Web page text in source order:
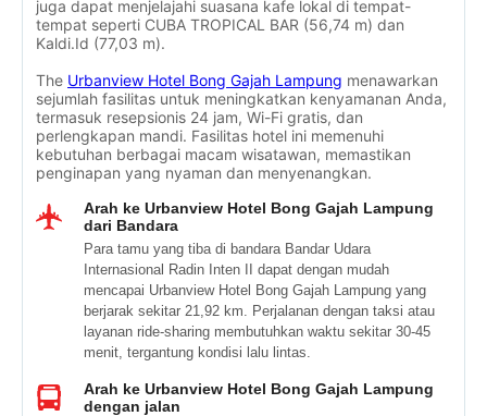
juga dapat menjelajahi suasana kafe lokal di tempat-
tempat seperti CUBA TROPICAL BAR (56,74 m) dan
Kaldi.Id (77,03 m).
The Urbanview Hotel Bong Gajah Lampung menawarkan
sejumlah fasilitas untuk meningkatkan kenyamanan Anda,
termasuk resepsionis 24 jam, Wi-Fi gratis, dan
perlengkapan mandi. Fasilitas hotel ini memenuhi
kebutuhan berbagai macam wisatawan, memastikan
penginapan yang nyaman dan menyenangkan.
Arah ke Urbanview Hotel Bong Gajah Lampung
dari Bandara
Para tamu yang tiba di bandara Bandar Udara
Internasional Radin Inten II dapat dengan mudah
mencapai Urbanview Hotel Bong Gajah Lampung yang
berjarak sekitar 21,92 km. Perjalanan dengan taksi atau
layanan ride-sharing membutuhkan waktu sekitar 30-45
menit, tergantung kondisi lalu lintas.
Arah ke Urbanview Hotel Bong Gajah Lampung
dengan jalan